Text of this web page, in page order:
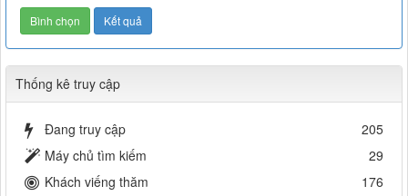
Thống kê truy cập
Đang truy cập
205
Máy chủ tìm kiếm
29
Khách viếng thăm
176